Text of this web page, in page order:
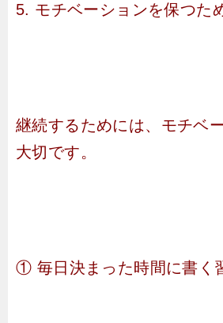
5. モチベーションを保つた
継続するためには、モチベ
大切です。
① 毎日決まった時間に書く